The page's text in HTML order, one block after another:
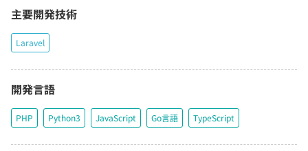
主要開発技術
Laravel
開発言語
PHP Python3 JavaScript Go言語 TypeScript